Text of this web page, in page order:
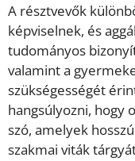
A résztvevők
képviselnek, és
tudományos
valamint a
szükségességét
hangsúlyozni, hogy
szó, amelyek
szakmai viták